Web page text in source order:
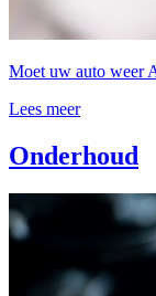
Moet uw auto weer
Lees meer
Onderhoud